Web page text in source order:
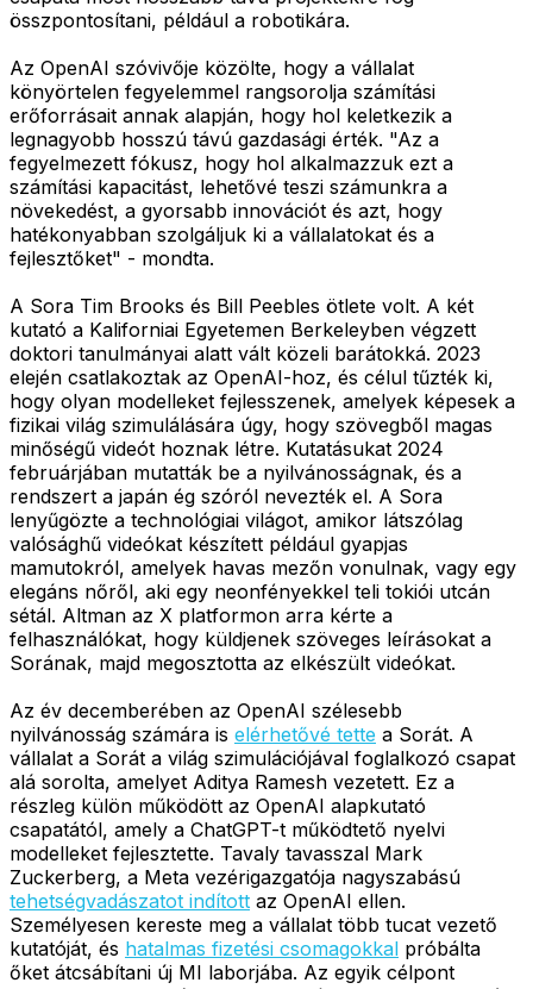
összpontosítani, például a robotikára.
Az OpenAI szóvivője közölte, hogy a vállalat
könyörtelen fegyelemmel rangsorolja számítási
erőforrásait annak alapján, hogy hol keletkezik a
legnagyobb hosszú távú gazdasági érték. "Az a
fegyelmezett fókusz, hogy hol alkalmazzuk ezt a
számítási kapacitást, lehetővé teszi számunkra a
növekedést, a gyorsabb innovációt és azt, hogy
hatékonyabban szolgáljuk ki a vállalatokat és a
fejlesztőket" - mondta.
A Sora Tim Brooks és Bill Peebles ötlete volt. A két
kutató a Kaliforniai Egyetemen Berkeleyben végzett
doktori tanulmányai alatt vált közeli barátokká. 2023
elején csatlakoztak az OpenAI-hoz, és célul tűzték ki,
hogy olyan modelleket fejlesszenek, amelyek képesek a
fizikai világ szimulálására úgy, hogy szövegből magas
minőségű videót hoznak létre. Kutatásukat 2024
februárjában mutatták be a nyilvánosságnak, és a
rendszert a japán ég szóról nevezték el. A Sora
lenyűgözte a technológiai világot, amikor látszólag
valósághű videókat készített például gyapjas
mamutokról, amelyek havas mezőn vonulnak, vagy egy
elegáns nőről, aki egy neonfényekkel teli tokiói utcán
sétál. Altman az X platformon arra kérte a
felhasználókat, hogy küldjenek szöveges leírásokat a
Sorának, majd megosztotta az elkészült videókat.
Az év decemberében az OpenAI szélesebb
nyilvánosság számára is elérhetővé tette a Sorát. A
vállalat a Sorát a világ szimulációjával foglalkozó csapat
alá sorolta, amelyet Aditya Ramesh vezetett. Ez a
részleg külön működött az OpenAI alapkutató
csapatától, amely a ChatGPT-t működtető nyelvi
modelleket fejlesztette. Tavaly tavasszal Mark
Zuckerberg, a Meta vezérigazgatója nagyszabású
tehetségvadászatot indított az OpenAI ellen.
Személyesen kereste meg a vállalat több tucat vezető
kutatóját, és hatalmas fizetési csomagokkal próbálta
őket átcsábítani új MI laborjába. Az egyik célpont